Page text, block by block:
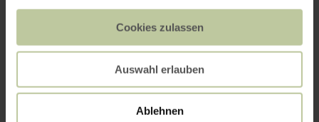
Cookies zulassen
Auswahl erlauben
Ablehnen
Rureifel Tourismus GmbH
Natur und Kultur in der Rureifel